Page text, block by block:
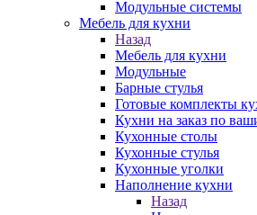
Модульные системы
Мебель для кухни
Назад
Мебель для кухни
Модульные
Барные стулья
Готовые комплекты
Кухни на заказ по
Кухонные столы
Кухонные стулья
Кухонные уголки
Наполнение кухни
Назад